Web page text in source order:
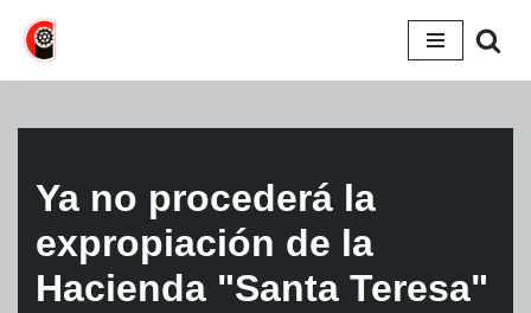
Saltar
Ya no procederá la
expropiación de la
Hacienda "Santa Teresa"